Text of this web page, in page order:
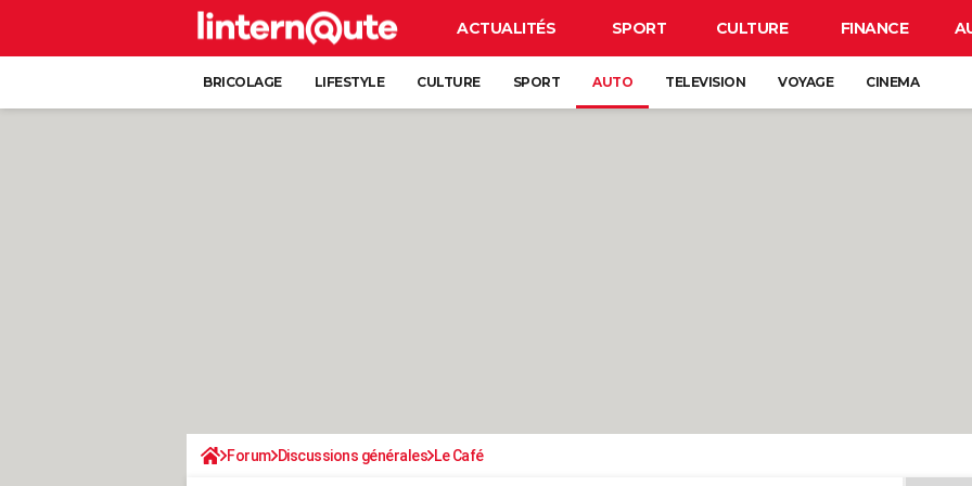
ACTUALITÉS SPORT CULTURE FINANCE
BRICOLAGE LIFESTYLE CULTURE SPORT AUTO TELEVISION VOYAGE CINEMA
Forum Discussions générales Le Café